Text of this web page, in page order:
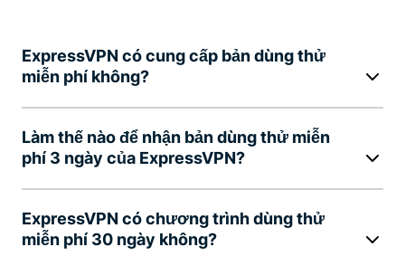
ExpressVPN có cung cấp bản dùng thử
miễn phí không?
Làm thế nào để nhận bản dùng thử miễn
phí 3 ngày của ExpressVPN?
ExpressVPN có chương trình dùng thử
miễn phí 30 ngày không?